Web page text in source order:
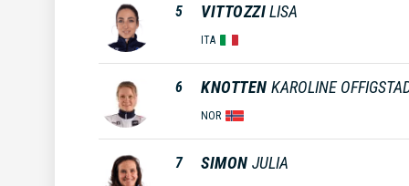
5 VITTOZZILISA
ITA
6 KNOTTEN KAROLINE
NOR
7 SIMON JULIA